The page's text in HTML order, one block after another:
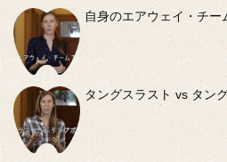
自身のエアウェイ・チー
タングスラスト vs タン